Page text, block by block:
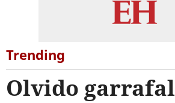
Trending
Olvido garrafal